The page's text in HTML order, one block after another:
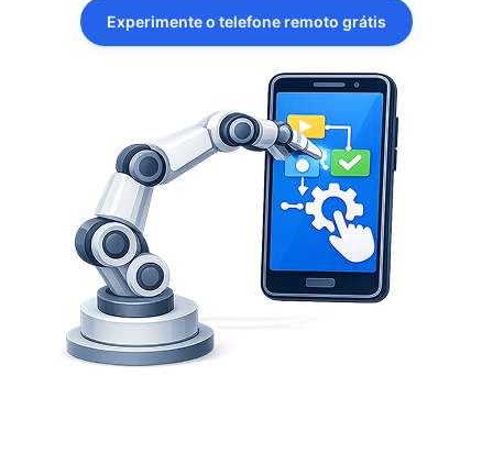
Experimente o telefone remoto grátis